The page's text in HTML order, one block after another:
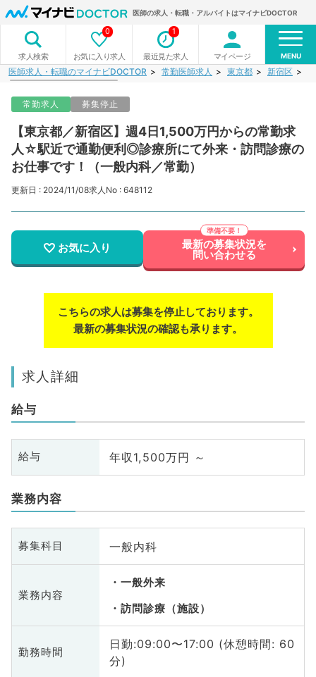
医師の求人・転職・アルバイトはマイナビDOCTOR
求人検索 お気に入り求人
0
最近見た求人
1
マイページ MENU
医師求人・転職のマイナビDOCTOR 常勤医師求人 東京都 新宿区
常勤求人 募集停止
【東京都／新宿区】週4日1,500万円からの常勤求
人☆駅近で通勤便利◎診療所にて外来・訪問診療の
お仕事です！（一般内科／常勤）
更新日 : 2024/11/08求人No : 648112
お気に入り 最新の募集状況を
問い合わせる
こちらの求人は募集を停止しております。
最新の募集状況の確認も承ります。
求人詳細
給与
給与 年収1,500万円 ～
業務内容
募集科目 一般内科
業務内容
一般外来
訪問診療（施設）
勤務時間
日勤:09:00〜17:00 (休憩時間: 60
分)